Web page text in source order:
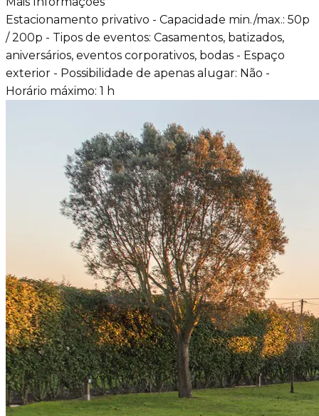
Estacionamento privativo - Capacidade min./max.: 50p
/ 200p - Tipos de eventos: Casamentos, batizados,
aniversários, eventos corporativos, bodas - Espaço
exterior - Possibilidade de apenas alugar: Não -
Horário máximo: 1 h